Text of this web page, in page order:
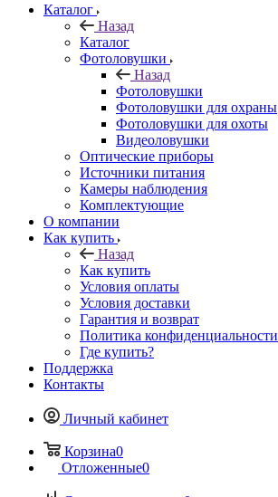
Каталог
Назад
Каталог
Фотоловушки
Назад
Фотоловушки
Фотоловушки для охраны
Фотоловушки для охоты
Видеоловушки
Оптические приборы
Источники питания
Камеры наблюдения
Комплектующие
О компании
Как купить
Назад
Как купить
Условия оплаты
Условия доставки
Гарантия и возврат
Политика конфиденциальности
Где купить?
Поддержка
Контакты
Личный кабинет
Корзина0
Отложенные0